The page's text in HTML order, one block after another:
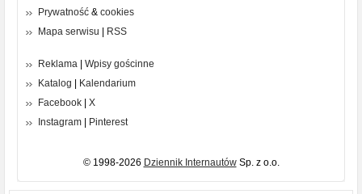
Prywatność & cookies
Mapa serwisu
RSS
Reklama
Wpisy gościnne
Katalog
Kalendarium
Facebook
X
Instagram
Pinterest
© 1998-2026 Dziennik InternautówSp. z o.o.